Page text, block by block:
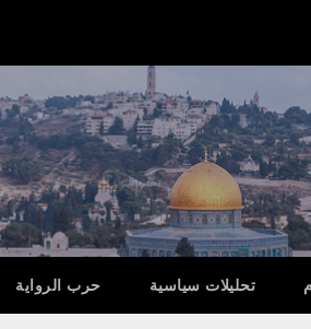
تحليلات سياسية حرب الرواية